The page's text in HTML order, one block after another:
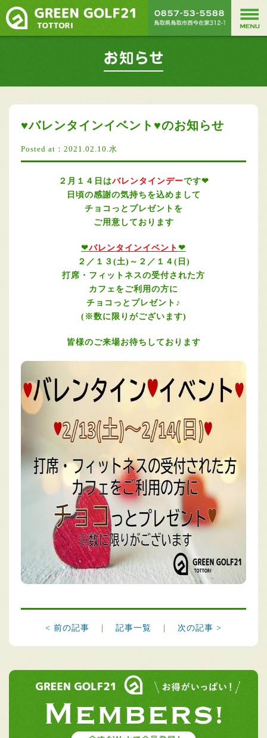
♥バレンタインイベント♥のお知らせ
Posted at：2021.02.10.水
２月１４日はバレンタインデーです❤
日頃の感謝の気持ちを込めまして
チョコっとプレゼントを
ご用意しております
❤バレンタインイベント ❤
２／１３(土)～２／１４(日)
打席・フィットネスの受付された方
カフェをご利用の方に
チョコっとプレゼント♪
(※数に限りがございます)
皆様のご来場お待ちしております
< 前の記事 記事一覧 次の記事 >